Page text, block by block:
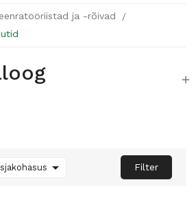
ja -rõivad

 Filter